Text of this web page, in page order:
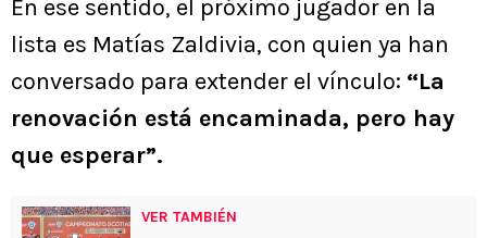
En ese sentido, el próximo jugador en la
lista es Matías Zaldivia, con quien ya han
conversado para extender el vínculo: “La
renovación está encaminada, pero hay
que esperar”.
VER TAMBIÉN